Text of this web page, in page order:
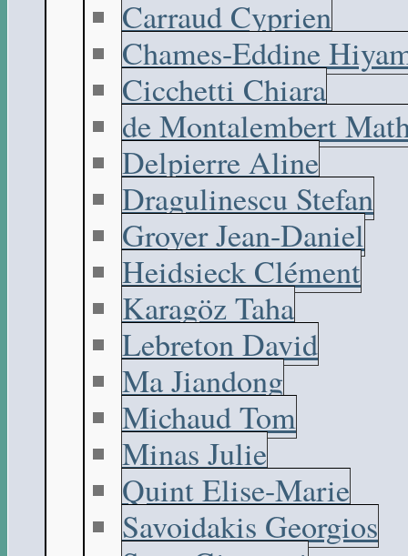
Carraud Cyprien
Chames-Eddine
Cicchetti Chiara
de Montalembert
Delpierre Aline
Dragulinescu Stefan
Groyer Jean-Daniel
Heidsieck Clément
Karagöz Taha
Lebreton David
Ma Jiandong
Michaud Tom
Minas Julie
Quint Elise-Marie
Savoidakis Georgios